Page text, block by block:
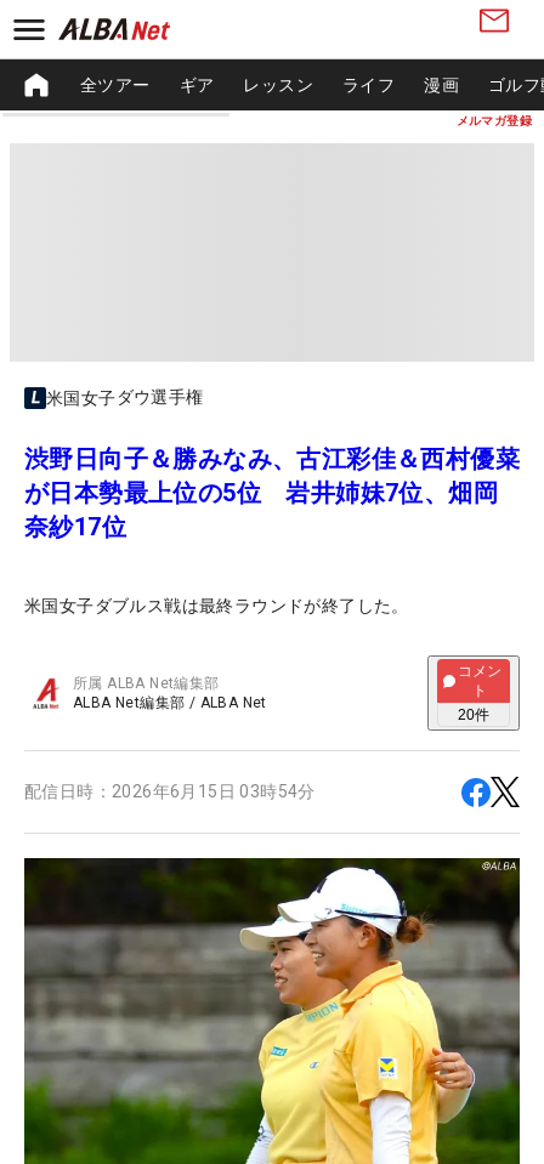
メルマガ登録
全ツアー ギア レッスン ライフ 漫画 ゴル
米国女子ダウ選手権
渋野日向子＆勝みなみ、古江彩佳＆西村優菜
が日本勢最上位の5位 岩井姉妹7位、畑岡
奈紗17位
米国女子ダブルス戦は最終ラウンドが終了した。
所属ALBA Net編集部
ALBA Net編集部 / ALBA Net
コメン
ト
20件
配信日時： 2026年6月15日 03時54分